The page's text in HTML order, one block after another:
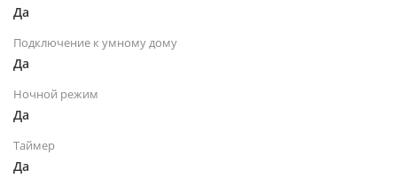
Да
Подключение к умному дому
Да
Ночной режим
Да
Таймер
Да